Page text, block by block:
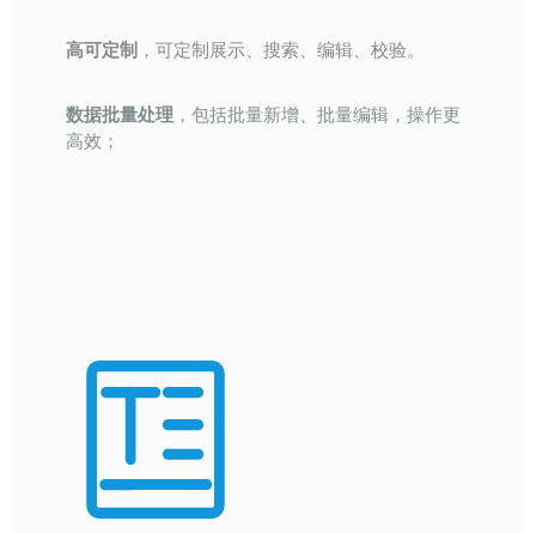
高可定制 ，可定制展示、搜索、编辑、校验。
数据批量处理 ，包括批量新增、批量编辑，操作更
高效；